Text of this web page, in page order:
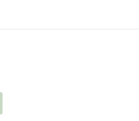
捕後，向北港警察分局自首。
）廉龐字第七十六號代電核定
泰源感訓監獄服刑，1967年2
向補償基金會提出補償申請，
陳明新、王象之供述為據。惟